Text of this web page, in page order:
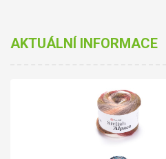
AKTUÁLNÍ INFORMACE